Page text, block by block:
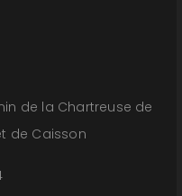
de la Chartreuse de
de Caisson